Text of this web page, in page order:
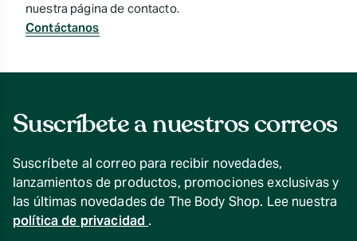
nuestra página de contacto.
Contáctanos
Suscríbete a nuestros correos
Suscríbete al correo para recibir novedades,
lanzamientos de productos, promociones exclusivas y
las últimas novedades de The Body Shop. Lee nuestra
política de privacidad .